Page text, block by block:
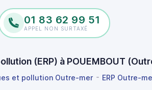
01 83 62 99 51
APPEL NON SURTAXÉ
(ERP) à POUEMBOUT
et pollution Outre-mer ERP Outre-